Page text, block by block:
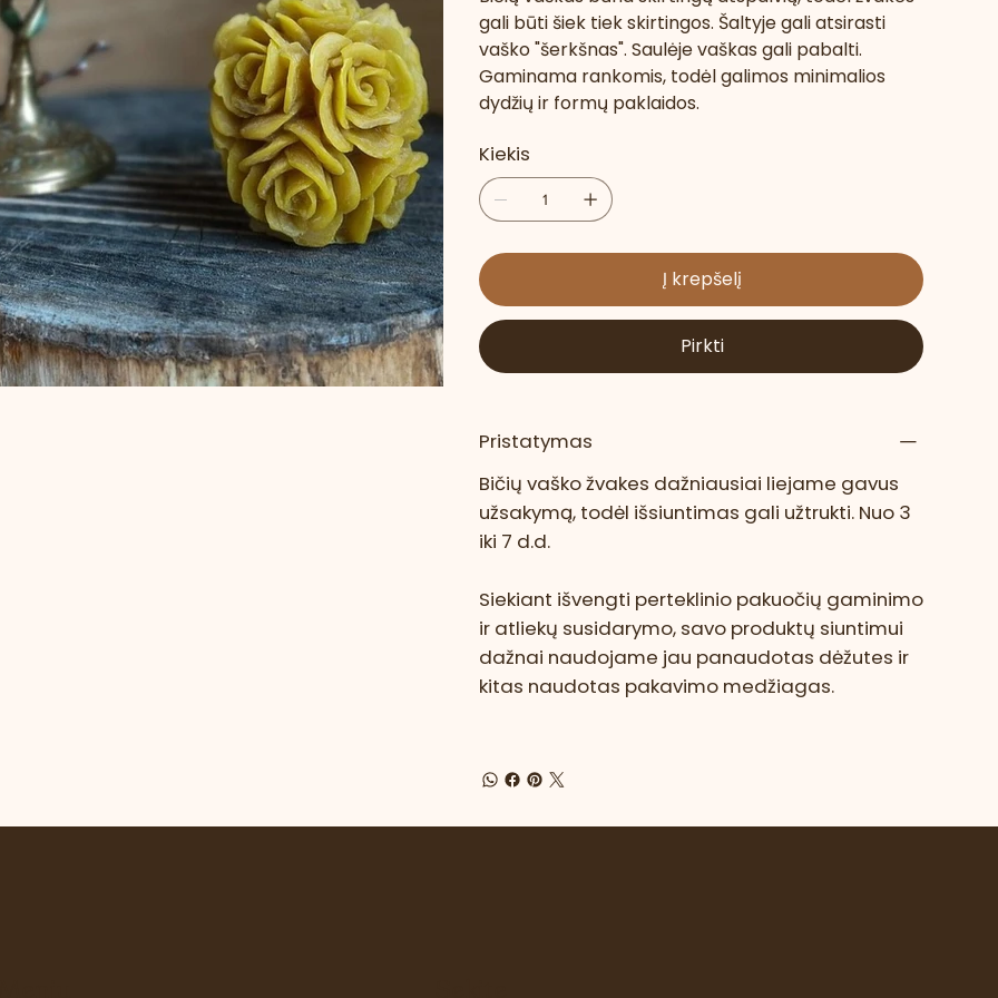
gali būti šiek tiek skirtingos. Šaltyje gali atsirasti
vaško "šerkšnas". Saulėje vaškas gali pabalti.
Gaminama rankomis, todėl galimos minimalios
dydžių ir formų paklaidos.
Kiekis
Į krepšelį
Pirkti
Pristatymas
Bičių vaško žvakes dažniausiai liejame gavus
užsakymą, todėl išsiuntimas gali užtrukti. Nuo 3
iki 7 d.d.
Siekiant išvengti perteklinio pakuočių gaminimo
ir atliekų susidarymo, savo produktų siuntimui
dažnai naudojame jau panaudotas dėžutes ir
kitas naudotas pakavimo medžiagas.